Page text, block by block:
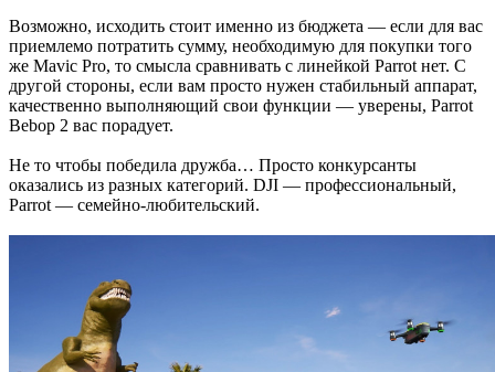
Возможно, исходить стоит именно из бюджета — если для вас
приемлемо потратить сумму, необходимую для покупки того
же Mavic Pro, то смысла сравнивать с линейкой Parrot нет. С
другой стороны, если вам просто нужен стабильный аппарат,
качественно выполняющий свои функции — уверены, Parrot
Bebop 2 вас порадует.
Не то чтобы победила дружба… Просто конкурсанты
оказались из разных категорий. DJI — профессиональный,
Parrot — семейно-любительский.